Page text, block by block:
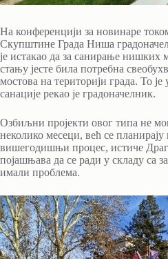
На конференцији за новинаре
Скупштине Града Ниша
је истакао да за санирање нишких
стању јесте била потребна
мостова на територији града. То
санације рекао је градоначелник.
Озбиљни пројекти овог типа не
неколико месеци, већ се планирају
вишегодишњи процес, истиче
појашњава да се ради у складу са
имали проблема.